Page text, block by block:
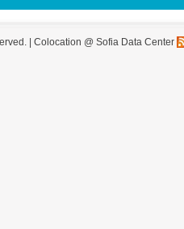
| Colocation @ Sofia Data Center